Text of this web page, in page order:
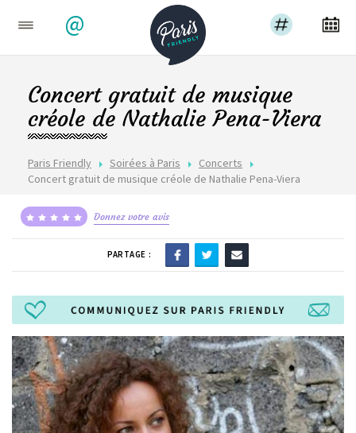
@
Paris Friendly Soirées à Paris
Concerts
Concert gratuit de musique créole de Nathalie Pena-Viera
Concert gratuit de musique
créole de Nathalie Pena-Viera
Donnez votre avis
PARTAGE :